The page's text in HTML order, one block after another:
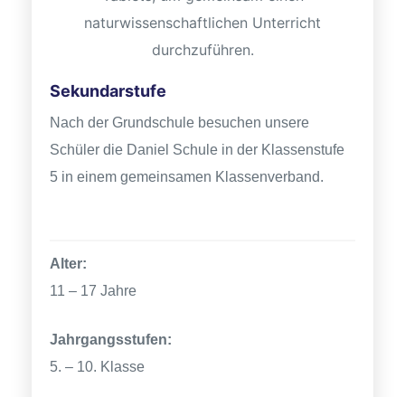
Sekundarstufe
Nach der Grundschule besuchen unsere
Schüler die Daniel Schule in der Klassenstufe
5 in einem gemeinsamen Klassenverband.
Alter:
11 – 17 Jahre
Jahrgangsstufen:
5. – 10. Klasse